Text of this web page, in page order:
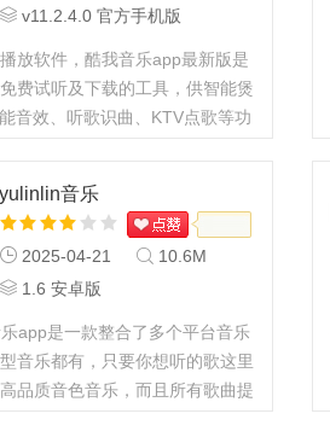
v11.2.4.0 官方手机版
放软件，酷我音乐app最新版是
费试听及下载的工具，供智能煲
音效、听歌识曲、KTV点歌等功
yulinlin音乐
2025-04-21
10.6M
1.6 安卓版
app是一款整合了多个平台音乐
音乐都有，只要你想听的歌这里
品质音色音乐，而且所有歌曲提